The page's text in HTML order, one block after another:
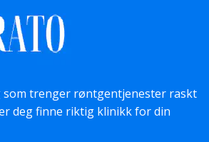
som trenger røntgentjenester raskt
deg finne riktig klinikk for din